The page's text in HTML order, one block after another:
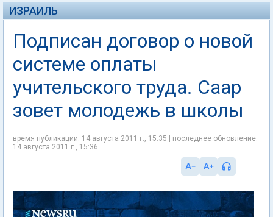
ИЗРАИЛЬ
Подписан договор о новой
системе оплаты
учительского труда. Саар
зовет молодежь в школы
время публикации: 14 августа 2011 г., 15:35 | последнее обновление:
14 августа 2011 г., 15:36